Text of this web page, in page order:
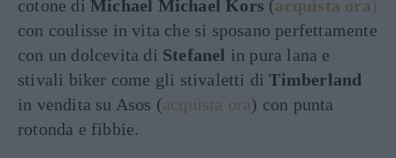
cotone di Michael Michael Kors (acquista ora)
con coulisse in vita che si sposano perfettamente
con un dolcevita di Stefanel in pura lana e
stivali biker come gli stivaletti diTimberland
in vendita su Asos (acquista ora) con punta
rotonda e fibbie.